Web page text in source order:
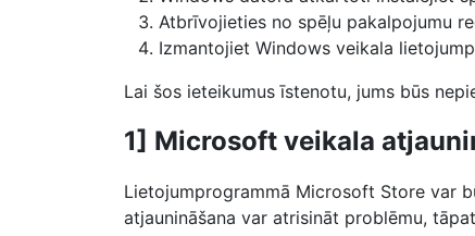
Atbrīvojieties no spēļu pakalpojumu
Izmantojiet Windows veikala
Lai šos ieteikumus īstenotu, jums būs
1] Microsoft veikala
Lietojumprogrammā Microsoft Store var
atjaunināšana var atrisināt problēmu,